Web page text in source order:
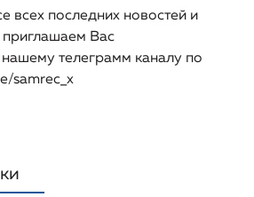
всех последних новостей и
приглашаем Вас
нашему телеграмм каналу по
samrec_x